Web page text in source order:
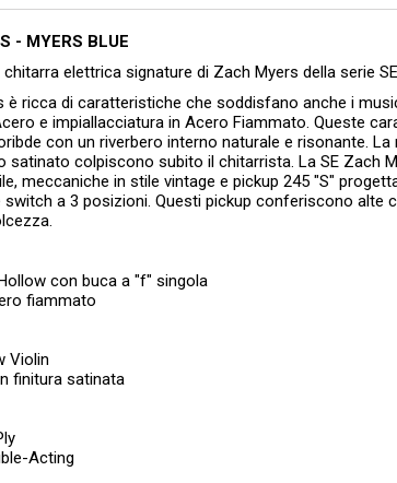
- MYERS BLUE
elettrica signature di Zach Myers della serie
è ricca di caratteristiche che soddisfano anche i
e impiallacciatura in Acero Fiammato. Queste
con un riverbero interno naturale e risonante.
satinato colpiscono subito il chitarrista. La SE Zach
meccaniche in stile vintage e pickup 245 "S"
a 3 posizioni. Questi pickup conferiscono alte
con buca a "f" singola
fiammato
Violin
finitura satinata
Acting